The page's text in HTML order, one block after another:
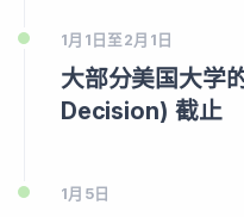
1月1日至2月1日
大部分美国大学
Decision) 截止
1月5日